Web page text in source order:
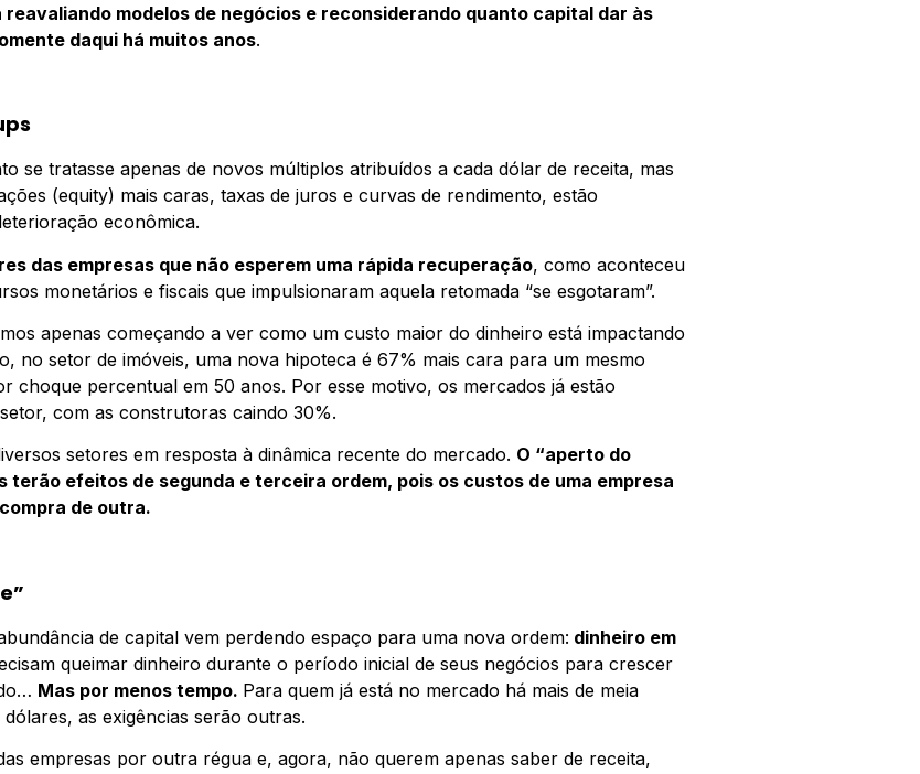
reavaliando modelos de negócios e reconsiderando quanto capital dar às
daqui há muitos anos.
se tratasse apenas de novos múltiplos atribuídos a cada dólar de receita, mas
(equity) mais caras, taxas de juros e curvas de rendimento, estão
econômica.
das empresas que não esperem uma rápida recuperação, como aconteceu
monetários e fiscais que impulsionaram aquela retomada “se esgotaram”.
apenas começando a ver como um custo maior do dinheiro está impactando
no setor de imóveis, uma nova hipoteca é 67% mais cara para um mesmo
choque percentual em 50 anos. Por esse motivo, os mercados já estão
com as construtoras caindo 30%.
setores em resposta à dinâmica recente do mercado. O “aperto do
terão efeitos de segunda e terceira ordem, pois os custos de uma empresa
de outra.
de capital vem perdendo espaço para uma nova ordem: dinheiro em
queimar dinheiro durante o período inicial de seus negócios para crescer
Mas por menos tempo. Para quem já está no mercado há mais de meia
as exigências serão outras.
empresas por outra régua e, agora, não querem apenas saber de receita,